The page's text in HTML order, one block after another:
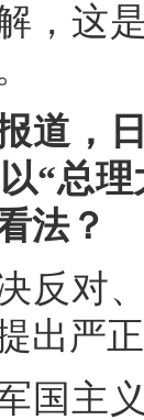
，这
道，
“总
法？
反对
出严
国主